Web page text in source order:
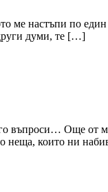
ме настъпи по
думи, те […]
въпроси… Още от
неща, които ни